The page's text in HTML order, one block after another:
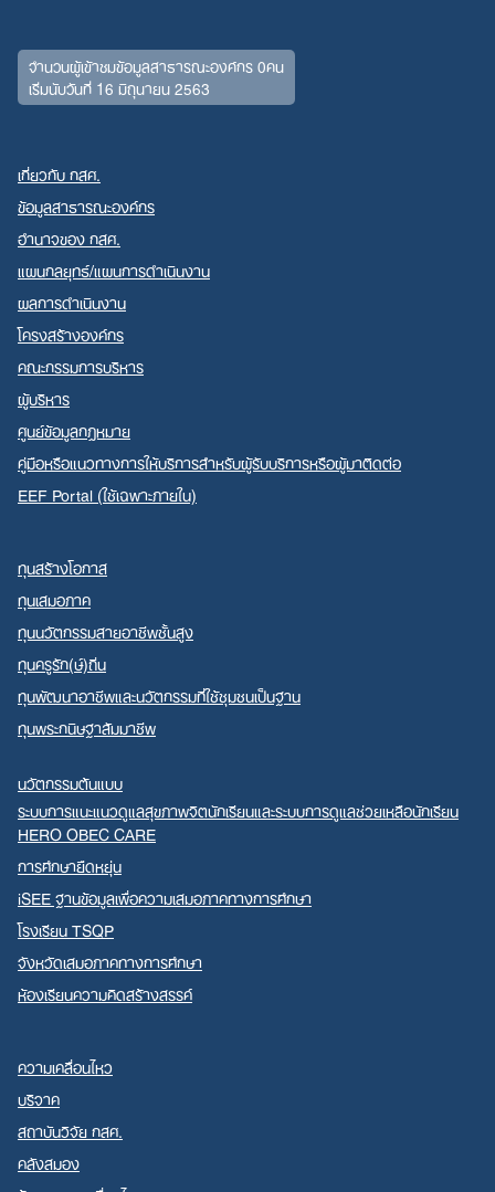
จำนวนผู้เข้าชมข้อมูลสาธารณะองค์กร 0คน
เริ่มนับวันที่ 16 มิถุนายน 2563
เกี่ยวกับ กสศ.
ข้อมูลสาธารณะองค์กร
อำนาจของ กสศ.
แผนกลยุทธ์/แผนการดำเนินงาน
ผลการดำเนินงาน
โครงสร้างองค์กร
คณะกรรมการบริหาร
ผู้บริหาร
ศูนย์ข้อมูลกฎหมาย
คู่มือหรือแนวทางการให้บริการสำหรับผู้รับบริการหรือผู้มาติดต่อ
EEF Portal (ใช้เฉพาะภายใน)
ทุนสร้างโอกาส
ทุนเสมอภาค
ทุนนวัตกรรมสายอาชีพชั้นสูง
ทุนครูรัก(ษ์)ถิ่น
ทุนพัฒนาอาชีพและนวัตกรรมที่ใช้ชุมชนเป็นฐาน
ทุนพระกนิษฐาสัมมาชีพ
นวัตกรรมต้นแบบ
ระบบการแนะแนวดูแลสุขภาพจิตนักเรียนและระบบการดูแลช่วยเหลือนักเรียน
HERO OBEC CARE
การศึกษายืดหยุ่น
iSEE ฐานข้อมูลเพื่อความเสมอภาคทางการศึกษา
โรงเรียน TSQP
จังหวัดเสมอภาคทางการศึกษา
ห้องเรียนความคิดสร้างสรรค์
ความเคลื่อนไหว
บริจาค
สถาบันวิจัย กสศ.
คลังสมอง